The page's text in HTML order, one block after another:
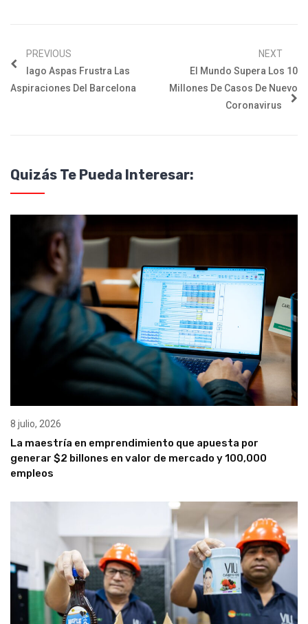
PREVIOUS
Iago Aspas Frustra Las
Aspiraciones Del Barcelona
NEXT
El Mundo Supera Los 10
Millones De Casos De Nuevo
Coronavirus
Quizás Te Pueda Interesar:
8 julio, 2026
La maestría en emprendimiento que apuesta por
generar $2 billones en valor de mercado y 100,000
empleos